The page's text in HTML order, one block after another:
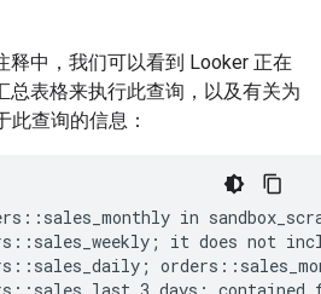
释中，我们可以看到 Looker 正在
总表格来执行此查询，以及有关为
此查询的信息：
in
it does not